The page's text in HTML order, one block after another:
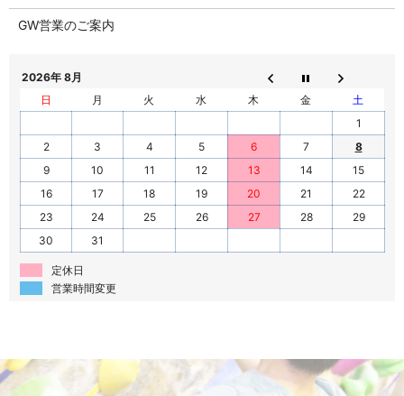
GW営業のご案内
2026年 8月
日
月 火 水 木 金
土
1
2
3 4 5 6 7
8
9
10 11 12 13 14
15
16
17 18 19 20 21
22
23
24 25 26 27 28
29
30
31
定休日
営業時間変更